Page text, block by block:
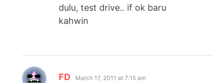
dulu, test drive.. if ok baru
kahwin
FD says:
March 17, 2011 at 7:15 am